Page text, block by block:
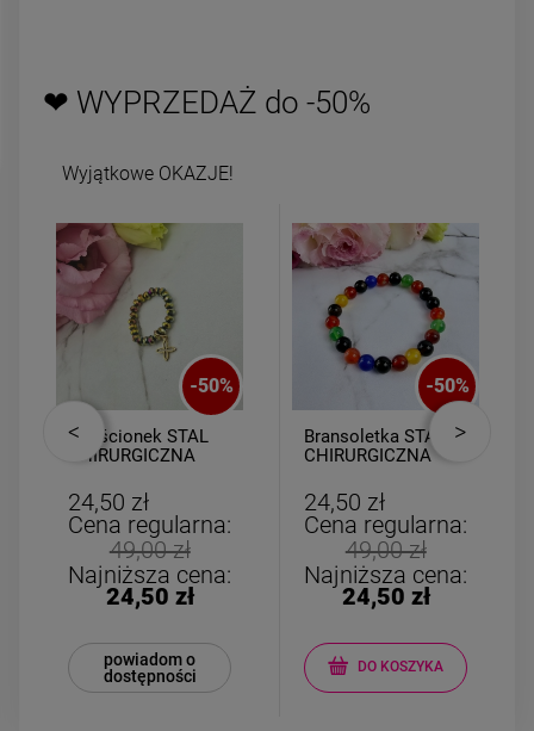
Bransoletka srebrna STAL
CHIRURGICZNA
modułowa ażurowa
cyrkonie
69,00 zł
DO KOSZYKA
Bransoletka
modułowa
koniczyny
DO KOSZYKA
❤ WYPRZEDAŻ do -50%
Wyjątkowe OKAZJE!
-50%
Pierścionek STAL
CHIRURGICZNA
kryształki
opalizujące lilia
24,50 zł
Cena regularna:
49,00 zł
Najniższa cena:
24,50 zł
powiadom o
dostępności
-50%
Bransoletka STAL
CHIRURGICZNA
kulki
24,50 zł
Cena regularna:
49,00 zł
Najniższa cena:
24,50 zł
DO KOSZYKA